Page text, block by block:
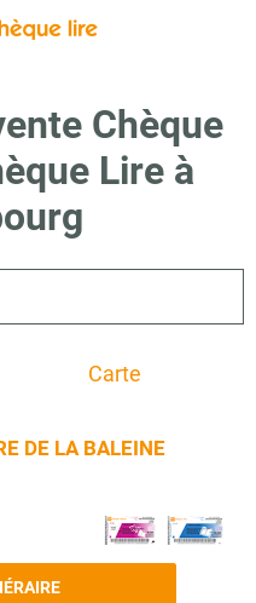
Chèque
Lire à
Carte
DE LA BALEINE